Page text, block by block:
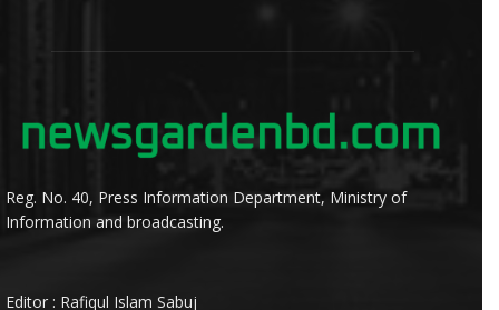
Reg. No. 40, Press Information Department, Ministry of
Information and broadcasting.
Editor : Rafiqul Islam Sabuj